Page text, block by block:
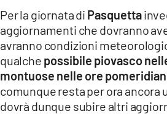
APPLE
Per la giornata di Pasquetta
aggiornamenti che dovranno
avranno condizioni
qualche possibile piovasco
montuose nelle ore
comunque resta per ora ancora
dovrà dunque subire altri